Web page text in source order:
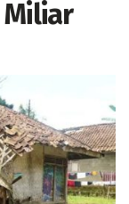
Miliar